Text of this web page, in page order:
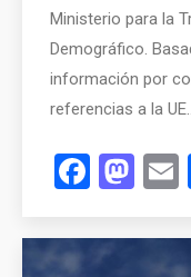
Ministerio para la
Demográfico.
información por
referencias a la UE…